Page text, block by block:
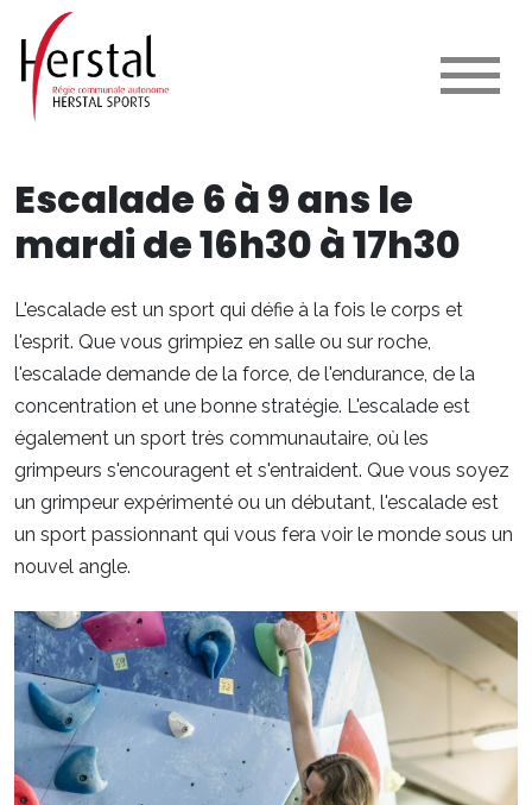
Escalade 6 à 9 ans le
mardi de 16h30 à 17h30
L'escalade est un sport qui défie à la fois le corps et
l'esprit. Que vous grimpiez en salle ou sur roche,
l'escalade demande de la force, de l'endurance, de la
concentration et une bonne stratégie. L'escalade est
également un sport très communautaire, où les
grimpeurs s'encouragent et s'entraident. Que vous soyez
un grimpeur expérimenté ou un débutant, l'escalade est
un sport passionnant qui vous fera voir le monde sous un
nouvel angle.